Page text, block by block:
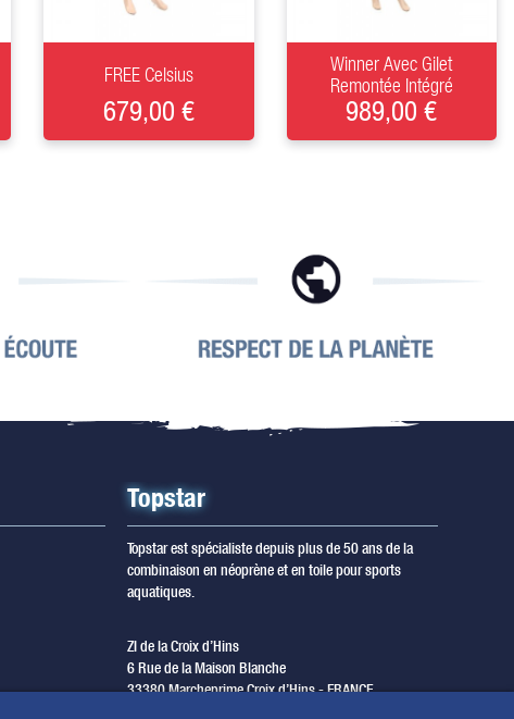
+
FREE Celsius
679,00 €
+
Winner Avec Gilet
Remontée Intégré
989,00 €
Topstar
Topstar est spécialiste depuis plus de 50 ans de la
combinaison en néoprène et en toile pour sports
aquatiques.
ZI de la Croix d’Hins
6 Rue de la Maison Blanche
33380 Marcheprime Croix d’Hins - FRANCE